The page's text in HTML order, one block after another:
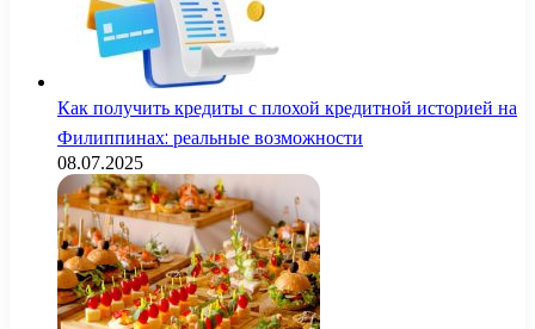
Как получить кредиты с плохой кредитной историей на
Филиппинах: реальные возможности
08.07.2025